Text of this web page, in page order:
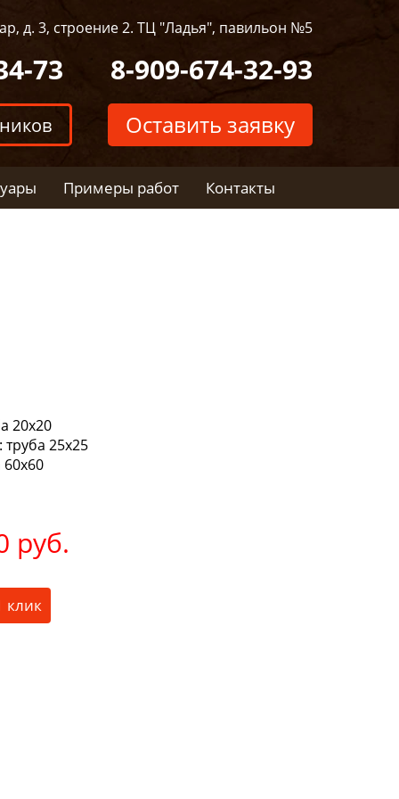
д. 3, строение 2. ТЦ "Ладья", павильон №5
8-909-674-32-93
73
Оставить заявку
Примеры работ Контакты
20х20
труба 25х25
60х60
руб.
клик